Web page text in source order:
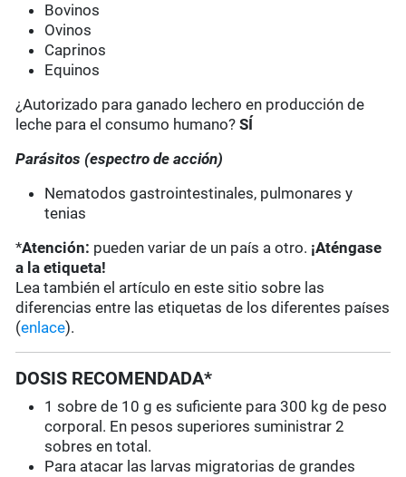
Bovinos
Ovinos
Caprinos
Equinos
¿Autorizado para ganado lechero en producción de
leche para el consumo humano?SÍ
Parásitos (espectro de acción)
Nematodos gastrointestinales, pulmonares y
tenias
*Atención: pueden variar de un país a otro. ¡Aténgase
a la etiqueta!
Lea también el artículo en este sitio sobre las
diferencias entre las etiquetas de los diferentes países
(enlace).
DOSIS RECOMENDADA*
1 sobre de 10 g es suficiente para 300 kg de peso
corporal. En pesos superiores suministrar 2
sobres en total.
Para atacar las larvas migratorias de grandes